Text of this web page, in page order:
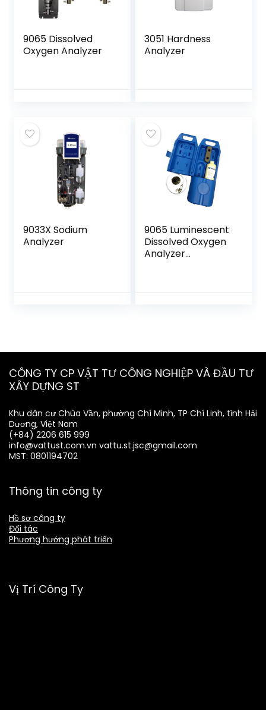
9065 Dissolved
Oxygen Analyzer
3051 Hardness
Analyzer
9033X Sodium
Analyzer
9065 Luminescent
Dissolved Oxygen
Analyzer
CÔNG TY CP VẬT TƯ CÔNG NGHIỆP VÀ ĐẦU TƯ
XÂY DỰNG ST
Khu dân cư Chùa Vần, phường Chí Minh, TP Chí Linh, tỉnh Hải
Dương, Việt Nam
(+84) 2206 615 999
info@vattust.com.vn vattu.st.jsc@gmail.com
MST: 0801194702
Thông tin công ty
Hồ sơ công ty
Đối tác
Phương hướng phát triển
Vị Trí Công Ty